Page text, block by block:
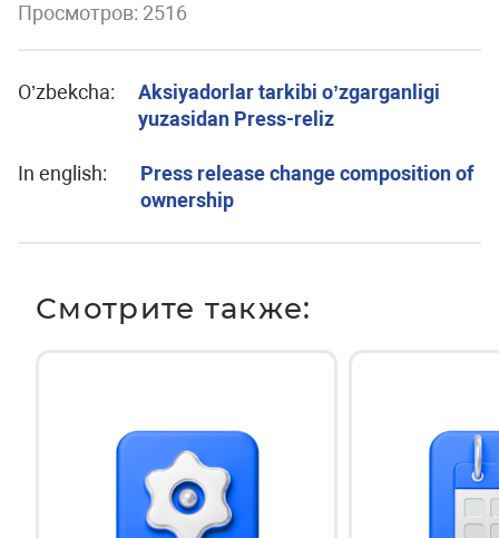
Просмотров: 2516
O’zbekcha:
Аksiyadorlar tarkibi oʼzgarganligi
yuzasidan Press-reliz
In english:
Press release change composition of
ownership
Смотрите также: